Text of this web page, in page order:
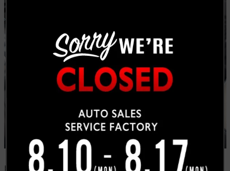
助手席前に備わる大型グラブハンドルや各所に配置され